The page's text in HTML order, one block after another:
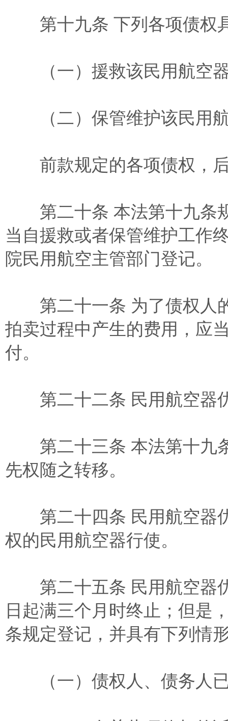
第十九条 下列各项债权
（一）援救该民用航空
（二）保管维护该民用航
前款规定的各项债权，后
第二十条 本法第十九条
当自援救或者保管维护工作
院民用航空主管部门登记。
第二十一条 为了债权人
拍卖过程中产生的费用，应
付。
第二十二条 民用航空器
第二十三条 本法第十九
先权随之转移。
第二十四条 民用航空器
权的民用航空器行使。
第二十五条 民用航空器
日起满三个月时终止；但是
条规定登记，并具有下列情
（一）债权人、债务人已